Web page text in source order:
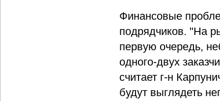
Финансовые
подрядчиков. "На
первую очередь,
одного-двух
считает г-н
будут выглядеть